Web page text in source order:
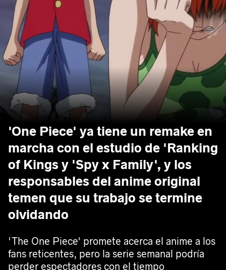
'One Piece' ya tiene un remake en
marcha con el estudio de 'Ranking
of Kings y 'Spy x Family', y los
responsables del anime original
temen que su trabajo se termine
olvidando
'The One Piece' promete acerca el anime a los
fans reticentes, pero la serie semanal podría
perder espectadores con el tiempo